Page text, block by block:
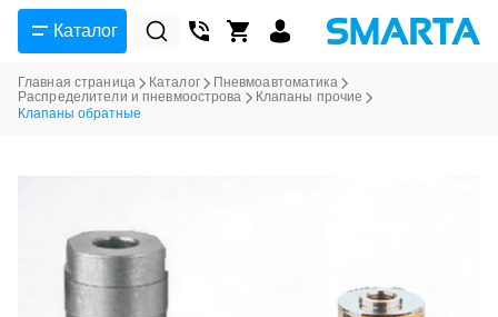
Каталог
Главная страница Каталог
Пневмоавтоматика
Распределители и пневмоострова
Клапаны прочие
Клапаны обратные